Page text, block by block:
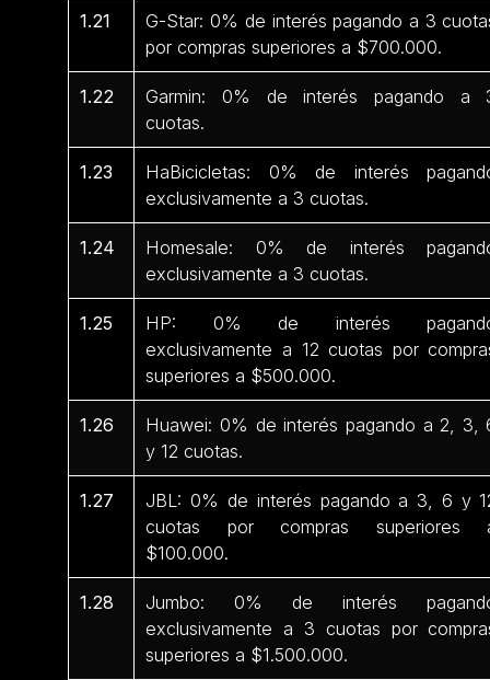
1.21
G-Star: 0% de interés pagando a 3
por compras superiores a $700.000.
1.22
Garmin: 0% de interés pagando a
cuotas.
1.23
HaBicicletas: 0% de interés
exclusivamente a 3 cuotas.
1.24
Homesale: 0% de interés
exclusivamente a 3 cuotas.
1.25
HP: 0% de interés
exclusivamente a 12 cuotas por
superiores a $500.000.
1.26
Huawei: 0% de interés pagando a 2, 3,
y 12 cuotas.
1.27
JBL: 0% de interés pagando a 3, 6 y
cuotas por compras superiores
$100.000.
1.28
Jumbo: 0% de interés
exclusivamente a 3 cuotas por
superiores a $1.500.000.